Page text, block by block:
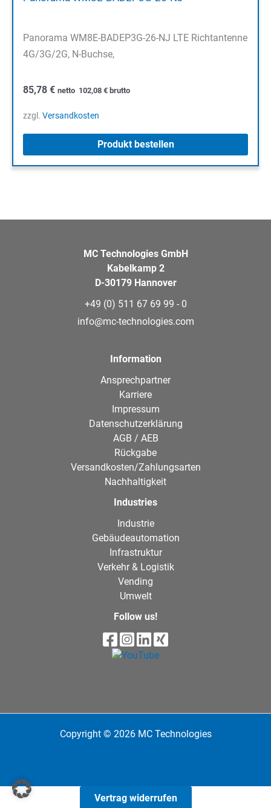
Panorama WM8E-BADEP3G-26-NJ LTE Richtantenne
4G/3G/2G, N-Buchse,
85,78 € netto 102,08 € brutto
zzgl. Versandkosten
Produkt bestellen
MC Technologies GmbH
Kabelkamp 2
D-30179 Hannover
+49 (0) 511 67 69 99 - 0
info@mc-technologies.com
Information
Ansprechpartner
Karriere
Impressum
Datenschutzerklärung
AGB / AEB
Rückgabe
Versandkosten/Zahlungsarten
Nachhaltigkeit
Industries
Industrie
Gebäudeautomation
Infrastruktur
Verkehr & Logistik
Vending
Umwelt
Follow us!
Copyright © 2026 MC Technologies
Vertrag widerrufen